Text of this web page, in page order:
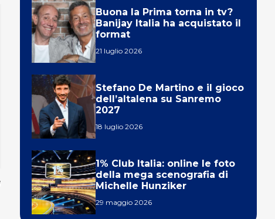
Buona la Prima torna in tv?
Banijay Italia ha acquistato il
format
21 luglio 2026
Stefano De Martino e il gioco
dell’altalena su Sanremo
2027
18 luglio 2026
1% Club Italia: online le foto
della mega scenografia di
Michelle Hunziker
29 maggio 2026